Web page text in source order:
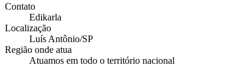
Contato
Edikarla
Localização
Luís Antônio/SP
Região onde atua
Atuamos em todo o território nacional